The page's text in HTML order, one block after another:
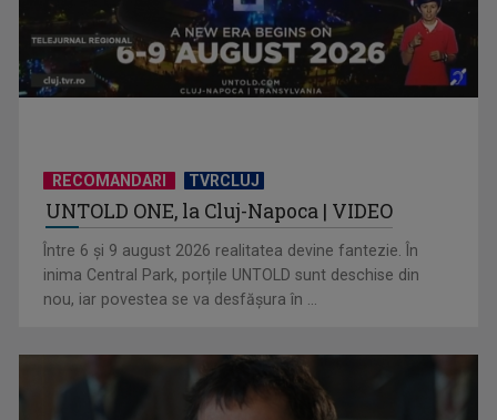
Hora care unește generații | VIDEO
RECOMANDARI TVRCLUJ
UNTOLD ONE, la Cluj-Napoca | VIDEO
Între 6 și 9 august 2026 realitatea devine fantezie. În
inima Central Park, porțile UNTOLD sunt deschise din
nou, iar povestea se va desfășura în ...